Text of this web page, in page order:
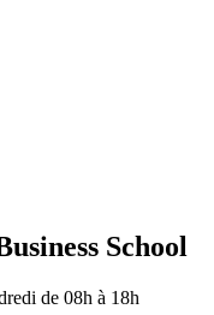
School
de 08h à 18h